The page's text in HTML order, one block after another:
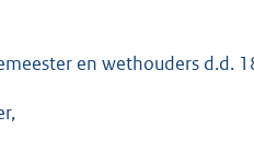
en wethouders d.d.